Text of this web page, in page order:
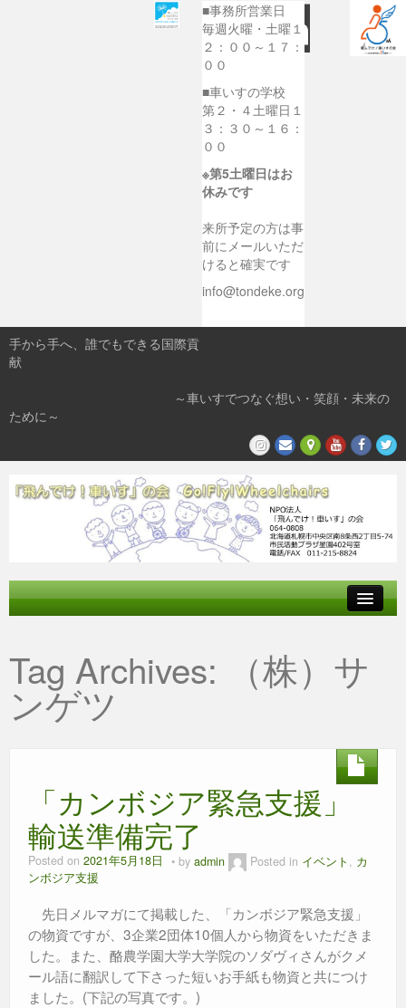
■事務所営業日
毎週火曜・土曜１
２：００～１７：
００
■車いすの学校
第２・４土曜日１
３：３０～１６：
００
※第5土曜日はお
休みです
来所予定の方は事
前にメールいただ
けると確実です
info@tondeke.org
手から手へ、誰でもできる国際貢
献
～車いすでつなぐ想い・笑顔・未来の
ために～
参加する
私たちの活動
Tag Archives: （株）サ
ンゲツ
「カンボジア緊急支援」
輸送準備完了
Posted on 2021年5月18日 by admin Posted in イベント , カ
ンボジア支援
先日メルマガにて掲載した、「カンボジア緊急支援」
の物資ですが、3企業2団体10個人から物資をいただきま
した。また、酪農学園大学大学院のソダヴィさんがクメ
ール語に翻訳して下さった短いお手紙も物資と共につけ
ました。(下記の写真です。)